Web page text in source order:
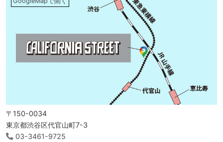
〒150-0034
東京都渋谷区代官山町7-3
03-3461-9725